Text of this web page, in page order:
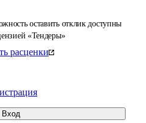
оставить отклик доступны
«Тендеры»
расценки
Вход